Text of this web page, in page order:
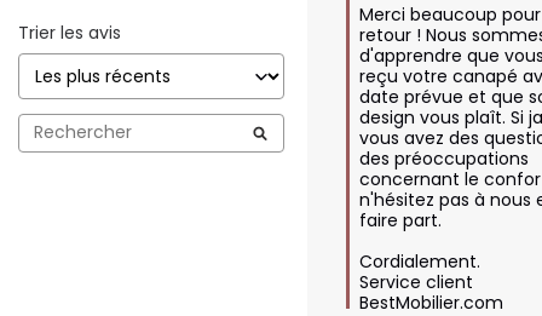
Trier les avis
Merci beaucoup
retour ! Nous
d'apprendre que
reçu votre canapé
date prévue et que
design vous plaît. Si
vous avez des
des préoccupations
concernant le
n'hésitez pas à nous
faire part.
Cordialement.
Service client
BestMobilier.com